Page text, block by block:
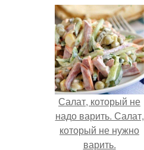
Салат, который не
надо варить. Салат,
который не нужно
варить.